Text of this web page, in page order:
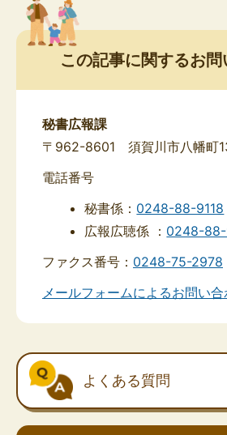
この記事に関するお
秘書広報課
〒962-8601 須賀川市八幡町
電話番号
秘書係： 0248-88-9118
広報広聴係 ： 0248-88-
ファクス番号： 0248-75-2978
メールフォームによるお問い
よくある質問